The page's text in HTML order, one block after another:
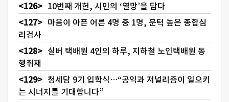
10번째 개헌, 시민의 ‘열망’을 담다
마음이 아픈 어른 4명 중 1명, 문턱 높은 종합심
리검사
실버 택배원 4인의 하루, 지하철 노인택배원 동
행취재
청세담 9기 입학식…“공익과 저널리즘이 일으키
는 시너지를 기대합니다”